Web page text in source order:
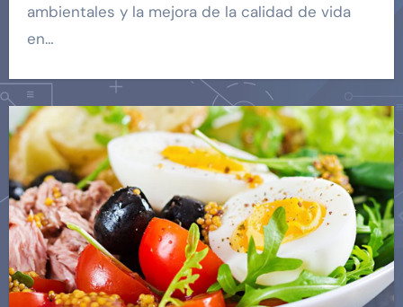
ambientales y la mejora de la calidad de vida
en…